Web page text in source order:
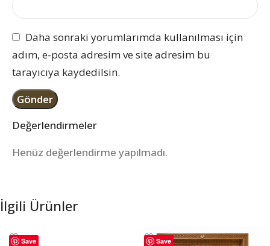
Değerlendirmeler
Henüz değerlendirme yapılmadı.
Daha sonraki yorumlarımda kullanılması için
adım, e-posta adresim ve site adresim bu
tarayıcıya kaydedilsin.
İlgili Ürünler
Save Save